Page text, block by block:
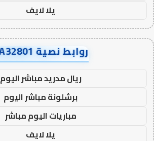
يلا لايف
روابط نصية AA32801
ريال مدريد مباشر اليوم
برشلونة مباشر اليوم
مباريات اليوم مباشر
يلا لايف